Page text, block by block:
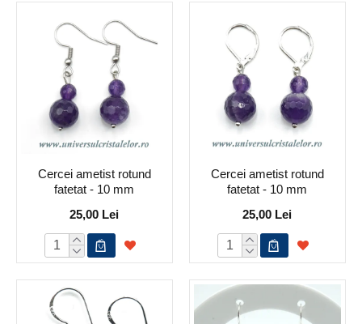
Cercei ametist rotund
fatetat - 10 mm
25,00 Lei
Cercei ametist rotund
fatetat - 10 mm
25,00 Lei